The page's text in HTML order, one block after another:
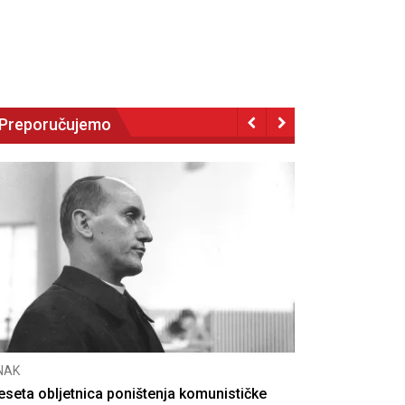
Preporučujemo
obljetnica poništenja komunističke